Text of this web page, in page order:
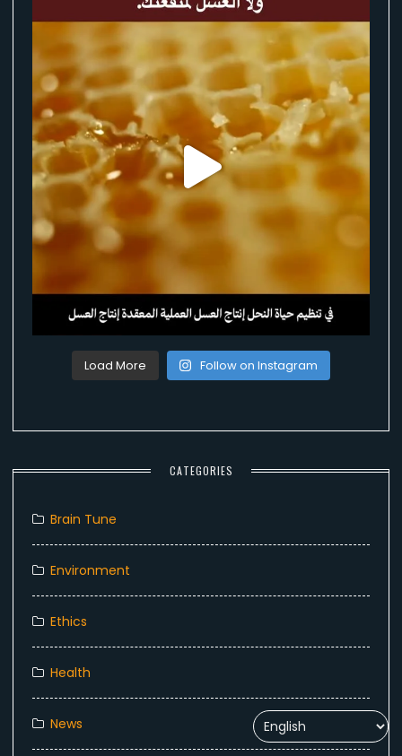
Load More Follow on Instagram
CATEGORIES
Brain Tune
Environment
Ethics
Health
News